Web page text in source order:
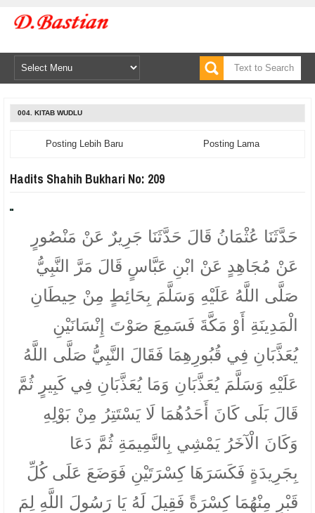
004. KITAB WUDLU
Posting Lebih Baru Posting Lama
Hadits Shahih Bukhari No: 209
حَدَّثَنَا عُثْمَانُ قَالَ حَدَّثَنَا جَرِيرٌ عَنْ مَنْصُورٍ
عَنْ مُجَاهِدٍ عَنْ ابْنِ عَبَّاسٍ قَالَ مَرَّ النَّبِيُّ
صَلَّى اللَّهُ عَلَيْهِ وَسَلَّمَ بِحَائِطٍ مِنْ حِيطَانِ
الْمَدِينَةِ أَوْ مَكَّةَ فَسَمِعَ صَوْتَ إِنْسَانَيْنِ
يُعَذَّبَانِ فِي قُبُورِهِمَا فَقَالَ النَّبِيُّ صَلَّى اللَّهُ
عَلَيْهِ وَسَلَّمَ يُعَذَّبَانِ وَمَا يُعَذَّبَانِ فِي كَبِيرٍ ثُمَّ
قَالَ بَلَى كَانَ أَحَدُهُمَا لَا يَسْتَتِرُ مِنْ بَوْلِهِ
وَكَانَ الْآخَرُ يَمْشِي بِالنَّمِيمَةِ ثُمَّ دَعَا
بِجَرِيدَةٍ فَكَسَرَهَا كِسْرَتَيْنِ فَوَضَعَ عَلَى كُلِّ
قَبْرٍ مِنْهُمَا كِسْرَةً فَقِيلَ لَهُ يَا رَسُولَ اللَّهِ لِمَ